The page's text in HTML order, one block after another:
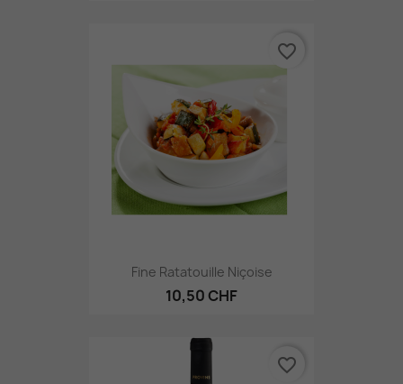
Fine Ratatouille Niçoise
10,50 CHF
favorite_border
favorite_border